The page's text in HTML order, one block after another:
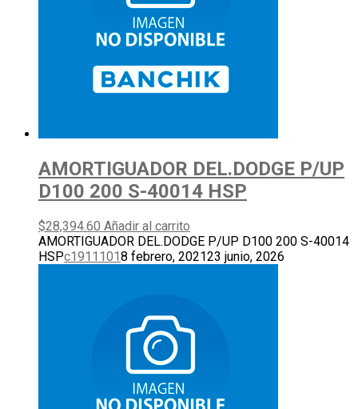
AMORTIGUADOR DEL.DODGE P/UP
D100 200 S-40014 HSP
$28,394.60 Añadir al carrito
AMORTIGUADOR DEL.DODGE P/UP D100 200 S-40014
HSPc1911101 8 febrero, 202123 junio, 2026